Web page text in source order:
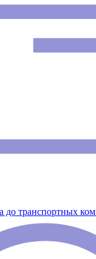
до транспортных